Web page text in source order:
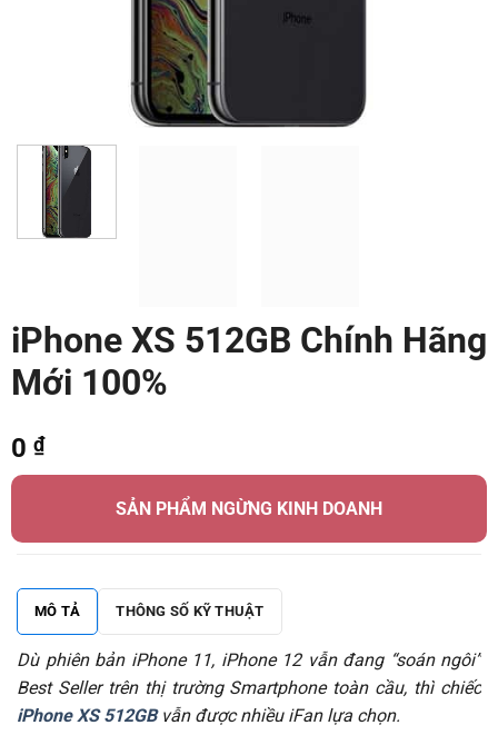
iPhone XS 512GB Chính Hãng
Mới 100%
0 ₫
SẢN PHẨM NGỪNG KINH DOANH
MÔ TẢ THÔNG SỐ KỸ THUẬT
Dù phiên bản iPhone 11, iPhone 12 vẫn đang “soán ngôi”
Best Seller trên thị trường Smartphone toàn cầu, thì chiếc
iPhone XS 512GBvẫn được nhiều iFan lựa chọn.